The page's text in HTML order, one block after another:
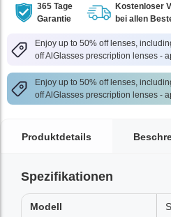
365 Tage
Garantie
Kostenloser
bei allen
Enjoy up to 50% off lenses,
off AlGlasses prescription lenses -
Enjoy up to 50% off lenses,
off AlGlasses prescription lenses -
Produktdetails
Spezifikationen
Modell